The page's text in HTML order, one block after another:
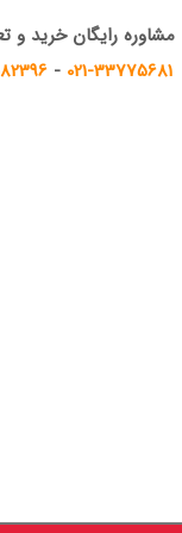
مشاوره رایگان خرید و
021-33775681
-